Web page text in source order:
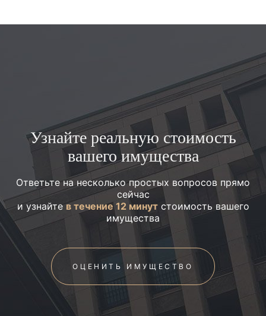
Узнайте реальную стоимость
вашего имущества
Ответьте на несколько простых вопросов прямо
сейчас
и узнайтев течение 12 минутстоимость вашего
имущества
ОЦЕНИТЬ ИМУЩЕСТВО